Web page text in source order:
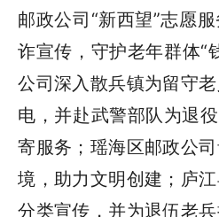
邮政公司“新西望”志愿
诈宣传，守护老年群体“
公司深入散兵镇为留守
电，并赴武警部队为退
寄服务；瑶海区邮政公
境，助力文明创建；庐
分类宣传，并为退伍老